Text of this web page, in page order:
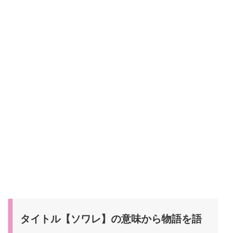
タイトル【ソワレ】の意味から物語を語